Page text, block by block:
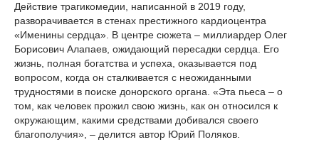
Действие трагикомедии, написанной в 2019 году,
разворачивается в стенах престижного кардиоцентра
«Именины сердца». В центре сюжета – миллиардер Олег
Борисович Алапаев, ожидающий пересадки сердца. Его
жизнь, полная богатства и успеха, оказывается под
вопросом, когда он сталкивается с неожиданными
трудностями в поиске донорского органа. «Эта пьеса – о
том, как человек прожил свою жизнь, как он относился к
окружающим, какими средствами добивался своего
благополучия», – делится автор Юрий Поляков.